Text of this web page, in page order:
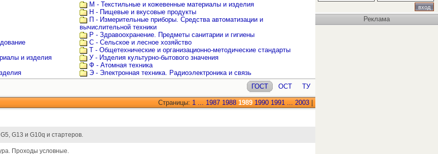
и изделия
М - Текстильные и кожевенные материалы и изделия
Н - Пищевые и вкусовые продукты
П - Измерительные приборы. Средства автоматизации и
вычислительной техники
Р - Здравоохранение. Предметы санитарии и гигиены
С - Сельское и лесное хозяйство
Т - Общетехнические и организационно-методические стандарты
У - Изделия культурно-бытового значения
Ф - Атомная техника
Э - Электронная техника. Радиоэлектроника и связь
ГОСТ ОСТ ТУ
Страницы: 1 ... 1987 1988 1989 1990 1991 ... 2003
G13 и G10q и стартеров.
Проходы условные.
Реклама